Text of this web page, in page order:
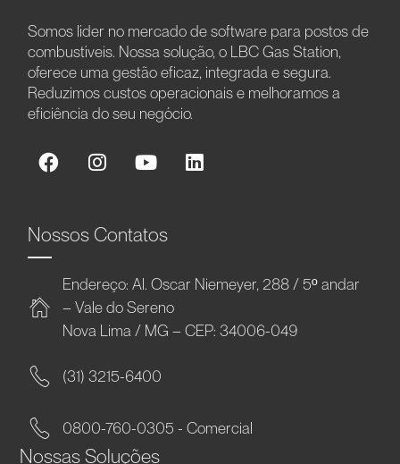
Somos líder no mercado de software para postos de
combustíveis. Nossa solução, o LBC Gas Station,
oferece uma gestão eficaz, integrada e segura.
Reduzimos custos operacionais e melhoramos a
eficiência do seu negócio.
Nossos Contatos
Endereço: Al. Oscar Niemeyer, 288 / 5º andar
– Vale do Sereno
Nova Lima / MG – CEP: 34006-049
(31) 3215-6400
0800-760-0305 - Comercial
Nossas Soluções